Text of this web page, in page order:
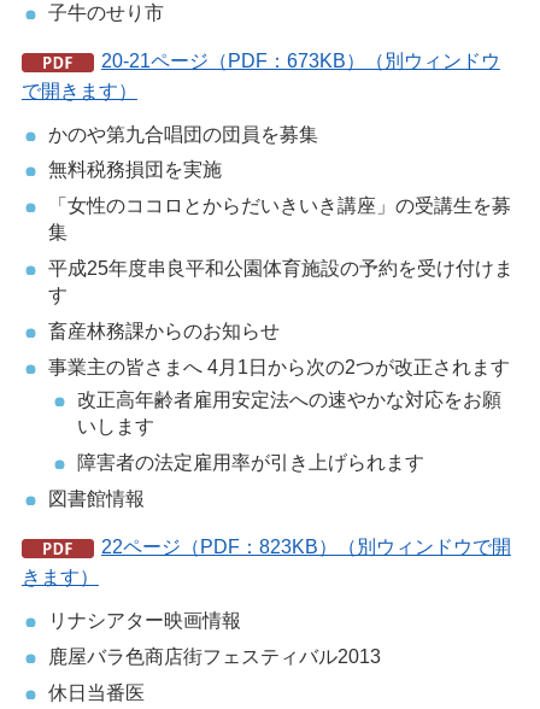
子牛のせり市
20-21ページ（PDF：673KB）（別ウィンドウ
で開きます）
かのや第九合唱団の団員を募集
無料税務損団を実施
「女性のココロとからだいきいき講座」の受講生を募
集
平成25年度串良平和公園体育施設の予約を受け付けま
す
畜産林務課からのお知らせ
事業主の皆さまへ 4月1日から次の2つが改正されます
改正高年齢者雇用安定法への速やかな対応をお願
いします
障害者の法定雇用率が引き上げられます
図書館情報
22ページ（PDF：823KB）（別ウィンドウで開
きます）
リナシアター映画情報
鹿屋バラ色商店街フェスティバル2013
休日当番医